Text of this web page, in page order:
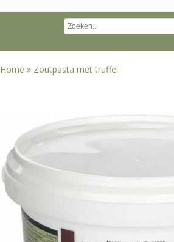
Home » Zoutpasta met truffel